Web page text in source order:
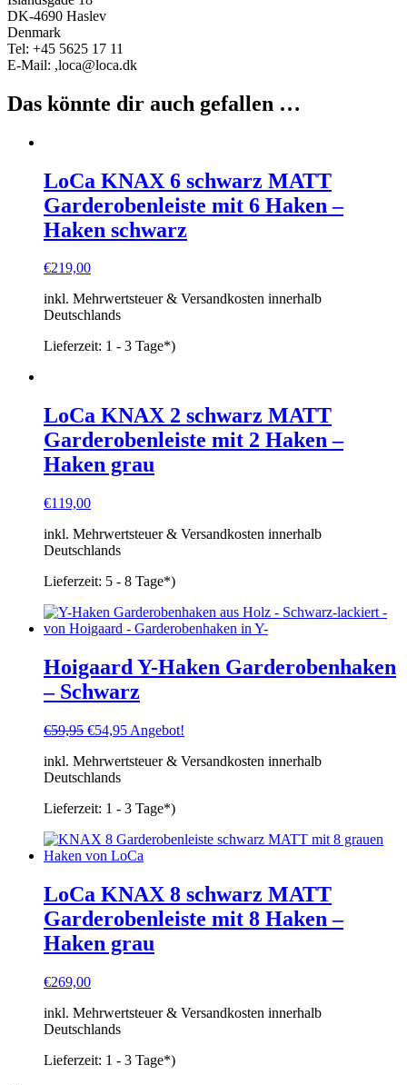
DK-4690 Haslev
Denmark
Tel: +45 5625 17 11
E-Mail: ,loca@loca.dk
Das könnte dir auch gefallen …
LoCa KNAX 6 schwarz MATT
Garderobenleiste mit 6 Haken –
Haken schwarz
€219,00
inkl. Mehrwertsteuer & Versandkosten innerhalb
Deutschlands
Lieferzeit: 1 - 3 Tage*)
LoCa KNAX 2 schwarz MATT
Garderobenleiste mit 2 Haken –
Haken grau
€119,00
inkl. Mehrwertsteuer & Versandkosten innerhalb
Deutschlands
Lieferzeit: 5 - 8 Tage*)
Hoigaard Y-Haken Garderobenhaken
– Schwarz
€59,95 Ursprünglicher
war:
€59,95
€54,95Aktueller
ist:
Angebot!
inkl. Mehrwertsteuer & Versandkosten innerhalb
Deutschlands
Lieferzeit: 1 - 3 Tage*)
LoCa KNAX 8 schwarz MATT
Garderobenleiste mit 8 Haken –
Haken grau
€269,00
inkl. Mehrwertsteuer & Versandkosten innerhalb
Deutschlands
Lieferzeit: 1 - 3 Tage*)